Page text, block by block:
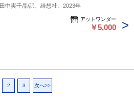
中実千晶/訳、綺想社、2023年
アットワンダー
￥5,000
2 3 次へ>>